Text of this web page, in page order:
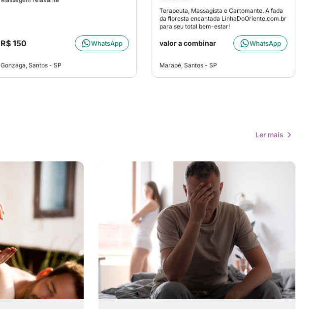
R$ 150 WhatsApp
Gonzaga, Santos - SP
Terapeuta, Massagista e Cartomante. A fada
da floresta encantada LinhaDoOriente.com.br
para seu total bem-estar!
valor a combinar WhatsApp
Marapé, Santos - SP
Ler mais